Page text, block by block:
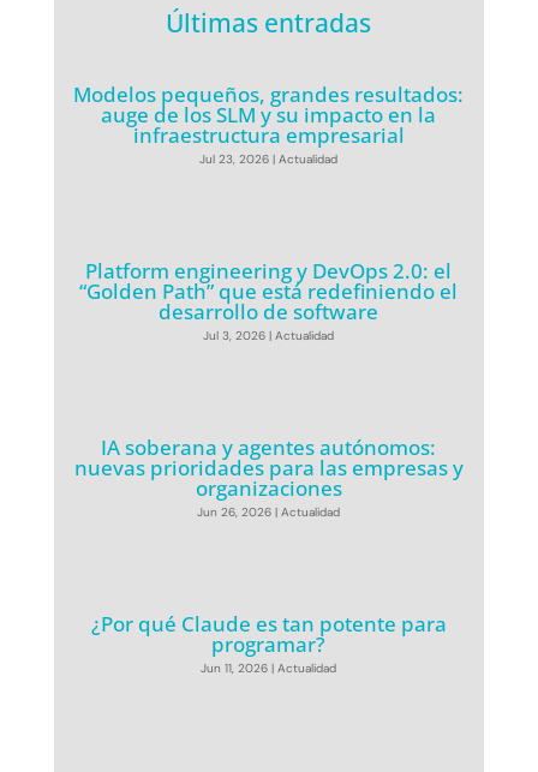
Últimas entradas
Modelos pequeños, grandes resultados:
auge de los SLM y su impacto en la
infraestructura empresarial
Jul 23, 2026 |Actualidad
Platform engineering y DevOps 2.0: el
“Golden Path” que está redefiniendo el
desarrollo de software
Jul 3, 2026 |Actualidad
IA soberana y agentes autónomos:
nuevas prioridades para las empresas y
organizaciones
Jun 26, 2026 |Actualidad
¿Por qué Claude es tan potente para
programar?
Jun 11, 2026 |Actualidad